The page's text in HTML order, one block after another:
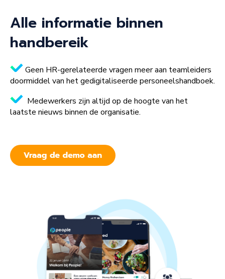
Alle informatie binnen
handbereik
Geen HR-gerelateerde vragen meer aan teamleiders
doormiddel van het gedigitaliseerde personeelshandboek.
Medewerkers zijn altijd op de hoogte van het
laatste nieuws binnen de organisatie.